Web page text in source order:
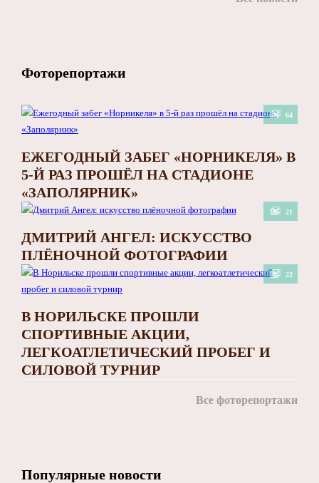
Фоторепортажи
64
ЕЖЕГОДНЫЙ ЗАБЕГ «НОРНИКЕЛЯ» В
5-Й РАЗ ПРОШЁЛ НА СТАДИОНЕ
«ЗАПОЛЯРНИК»
21
ДМИТРИЙ АНГЕЛ: ИСКУССТВО
ПЛЁНОЧНОЙ ФОТОГРАФИИ
22
В НОРИЛЬСКЕ ПРОШЛИ
СПОРТИВНЫЕ АКЦИИ,
ЛЕГКОАТЛЕТИЧЕСКИЙ ПРОБЕГ И
СИЛОВОЙ ТУРНИР
Все фоторепортажи
Популярные новости